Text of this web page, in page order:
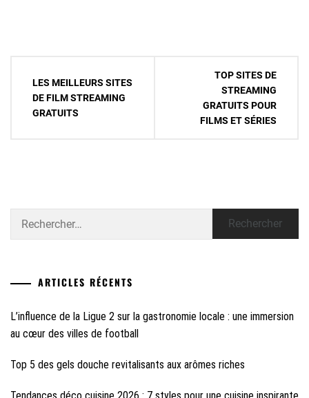
l’article
LES MEILLEURS SITES
DE FILM STREAMING
GRATUITS
TOP SITES DE
STREAMING
GRATUITS POUR
FILMS ET SÉRIES
ARTICLES RÉCENTS
L’influence de la Ligue 2 sur la gastronomie locale : une immersion
au cœur des villes de football
Top 5 des gels douche revitalisants aux arômes riches